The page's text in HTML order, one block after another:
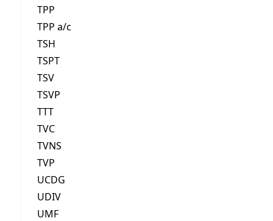
TPP
TPP a/c
TSH
TSPT
TSV
TSVP
TTT
TVC
TVNS
TVP
UCDG
UDIV
UMF